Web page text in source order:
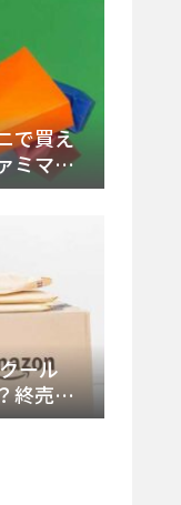
で買え
ミマの
説
ール
終売の
品・再